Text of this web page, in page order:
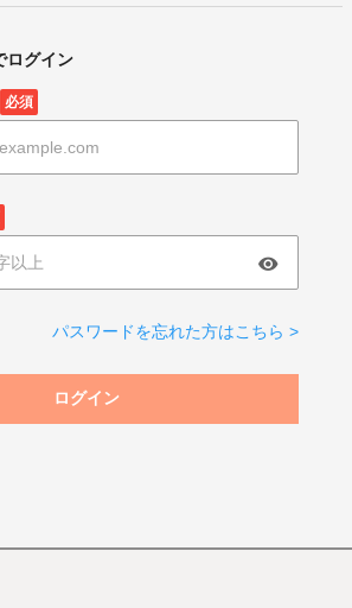
ログイン
必須
パスワードを忘れた方はこちら >
ログイン